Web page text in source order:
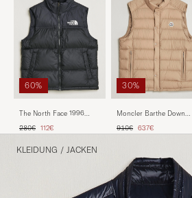
60%
The North Face 1996
Regulärer Preis
280€ Reduzierter Preis
112€
30%
Moncler Barthe Down
Regulärer Preis
910€ Reduzierter Preis
637€
KLEIDUNG / JACKEN